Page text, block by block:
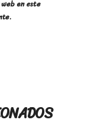
en este